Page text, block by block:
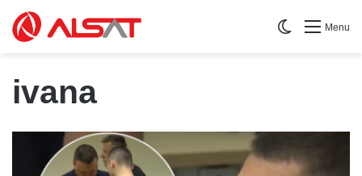
Menu
Switch skin
ivana